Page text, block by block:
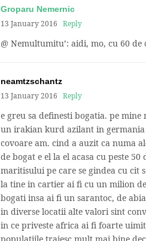
Groparu Nemernic
13 January 2016
Reply
@ Nemultumitu’: aidi, mo, cu 60
neamtzschantz
13 January 2016
Reply
e greu sa definesti bogatia. pe
un irakian kurd azilant in germania
covoare am. cind a auzit ca numa
de bogat e el la el acasa cu peste
maritisului pe care se gindea cu cit
la tine in cartier ai fi cu un milion
bogati insa ai fi un sarantoc, de
in diverse locatii alte valori sint
in ce priveste africa ai fi foarte